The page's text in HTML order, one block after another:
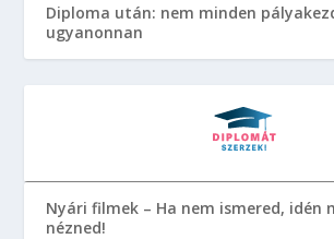
Diploma után: nem minden
ugyanonnan
Nyári filmek – Ha nem ismered, idén
nézned!